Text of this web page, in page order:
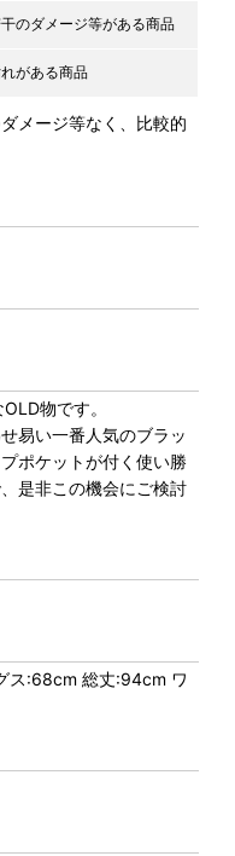
のダメージ等がある商品
がある商品
メージ等なく、比較的
物です。
易い一番人気のブラッ
ポケットが付く使い勝
是非この機会にご検討
ス:68cm 総丈:94cm ワ